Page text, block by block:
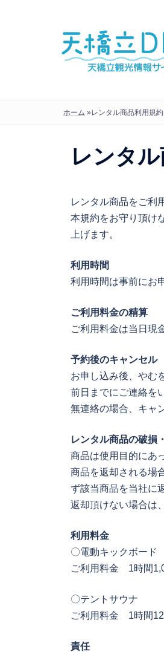
ホーム »レンタル商品利用規約
レンタ
レンタル商品をご利
本規約をお守り頂け
上げます。
利用時間
利用時間は事前にお
ご利用料金の精算
ご利用料金は当日現
予約後のキャンセル
お申し込み後、やむ
前日までにご連絡を
無連絡の場合、キャ
レンタル商品の破損
商品は使用目的にあ
商品を返却される場
ず該当商品を当社に
返却頂けない場合は
利用料金
〇電動キックボード
ご利用料金 1時間
〇テントサウナ
ご利用料金 1時間
責任